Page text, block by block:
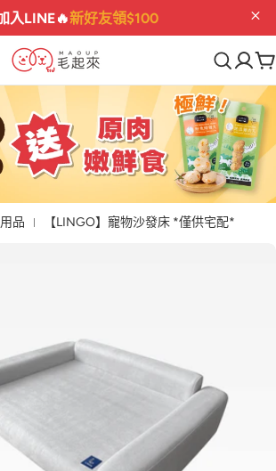
$222最後機會 01 : 16 :
購
物
車
品 【LINGO】寵物沙發床 *僅供宅配*